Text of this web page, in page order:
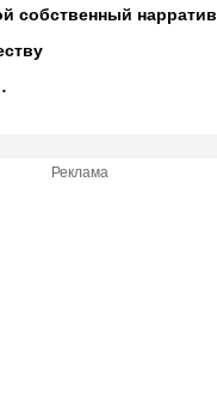
собственный нарратив
Реклама